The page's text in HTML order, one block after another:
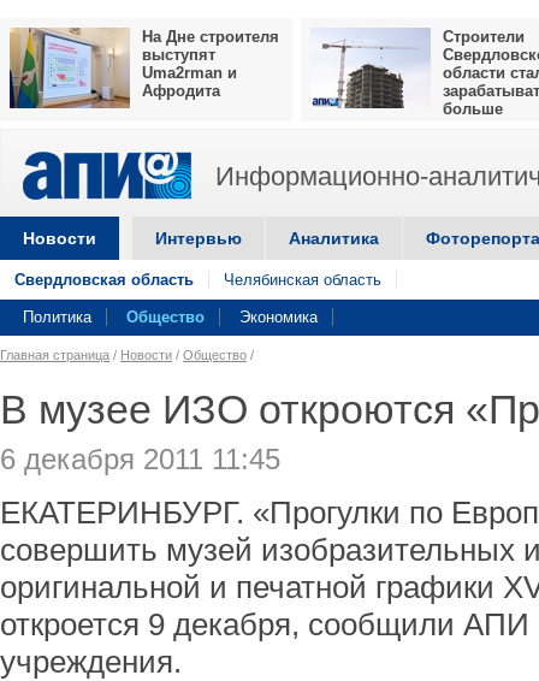
На Дне строителя
выступят
Uma2rman и
Афродита
Строители
области
больше
Информационно-
Новости Интервью Аналитика
Свердловская область Челябинская область
Политика Общество Экономика
Главная страница / Новости / Общество /
В музее ИЗО откроются
6 декабря 2011 11:45
ЕКАТЕРИНБУРГ. «Прогулки по
совершить музей изобразительных
оригинальной и печатной графики
откроется 9 декабря, сообщили АПИ
учреждения.